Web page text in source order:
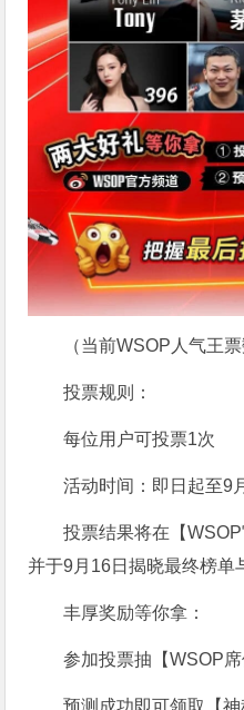
（当前WSOP人气王票
投票规则：
每位用户可投票1次
活动时间：即日起至9
投票结果将在【
并于9月16日揭晓最终榜单
丰厚奖励等你拿：
参加投票抽【WSOP席
预测成功即可领取【神